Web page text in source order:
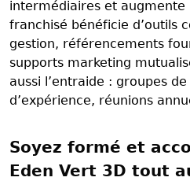
intermédiaires et augmente
franchisé bénéficie d’outils
gestion, référencements
supports marketing
aussi l’entraide : groupes
d’expérience, réunions
Soyez formé et
Eden Vert 3D tout